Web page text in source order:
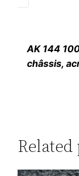
AK 144
châssis,